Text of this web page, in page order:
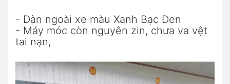
- Dàn ngoài xe màu Xanh Bạc Đen
- Máy móc còn nguyên zin, chưa va vệt
tai nạn,